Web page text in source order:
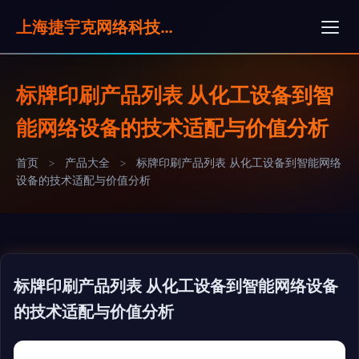
上海捷宇克网络科技有限公司
标牌印刷产品列表 从化工设备到智
能网络设备的技术适配与价值分析
首页 > 产品大全 >
标牌印刷产品列表 从化工设备到智能网络
设备的技术适配与价值分析
标牌印刷产品列表 从化工设备到智能网络设备
的技术适配与价值分析